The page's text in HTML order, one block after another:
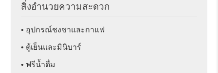
สิ่งอํานวยความสะดวก
• อุปกรณ์ชงชาและกาแฟ
• ตู้เย็นและมินิบาร์
• ฟรีน้ำดื่ม